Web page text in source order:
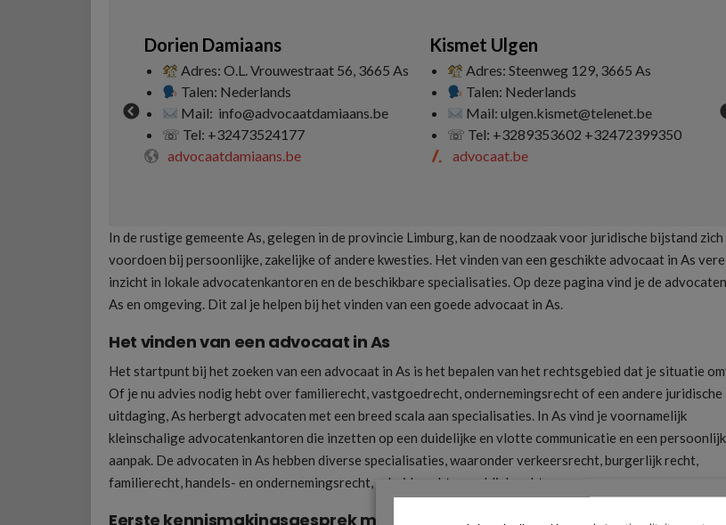
Adres: O.L. Vrouwestraat 56, 3665 As
Mail: info@advocaatdamiaans.be
☏ Tel: +32473524177
advocaatdamiaans.be
Adres: Steenweg 129, 3665 As
Mail: ulgen.kismet@telenet.be
☏ Tel: +3289353602 +32472399350
Adres: Smisstraat
Mail:
☏ Tel: +32475732744
In de rustige gemeente As, gelegen in de provincie Limburg, kan de noodzaak voor juridische bijstand zich
voordoen bij persoonlijke, zakelijke of andere kwesties. Het vinden van een geschikte advocaat in As
inzicht in lokale advocatenkantoren en de beschikbare specialisaties. Op deze pagina vind je de
As en omgeving. Dit zal je helpen bij het vinden van een goede advocaat in As.
Het vinden van een advocaat in As
Het startpunt bij het zoeken van een advocaat in As is het bepalen van het rechtsgebied dat je situatie
Of je nu advies nodig hebt over familierecht, vastgoedrecht, ondernemingsrecht of een andere juridische
uitdaging, As herbergt advocaten met een breed scala aan specialisaties. In As vind je voornamelijk
kleinschalige advocatenkantoren die inzetten op een duidelijke en vlotte communicatie en een
aanpak. De advocaten in As hebben diverse specialisaties, waaronder verkeersrecht, burgerlijk recht,
familierecht, handels- en ondernemingsrecht, arbeidsrecht en publiekrecht.
Eerste kennismakingsgesprek met advocaat in As